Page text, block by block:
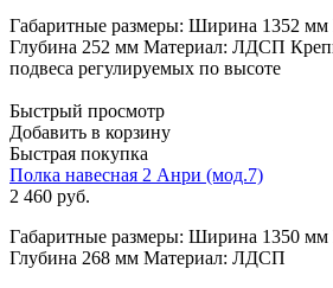
Габаритные размеры: Ширина 1352
Глубина 252 мм Материал: ЛДСП
подвеса регулируемых по высоте
Быстрый просмотр
Добавить в корзину
Быстрая покупка
Полка навесная 2 Анри (мод.7)
2 460 руб.
Габаритные размеры: Ширина 1350
Глубина 268 мм Материал: ЛДСП